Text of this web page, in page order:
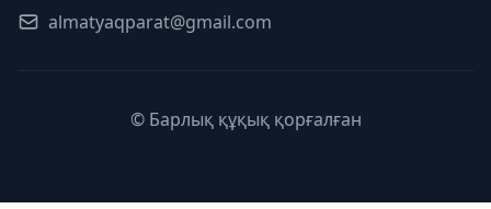
almatyaqparat@gmail.com
© Барлық құқық қорғалған